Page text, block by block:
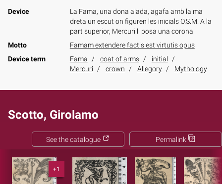
Device
La Fama, una dona alada, agafa amb la ma
dreta un escut on figuren les inicials O.S.M. A la
part superior, Mercuri li posa una corona
Motto
Famam extendere factis est virtutis opus
Device term
Fama coat of arms
initial
Mercuri
crown Allegory Mythology
Scotto, Girolamo
Permalink
See the catalogue
+1